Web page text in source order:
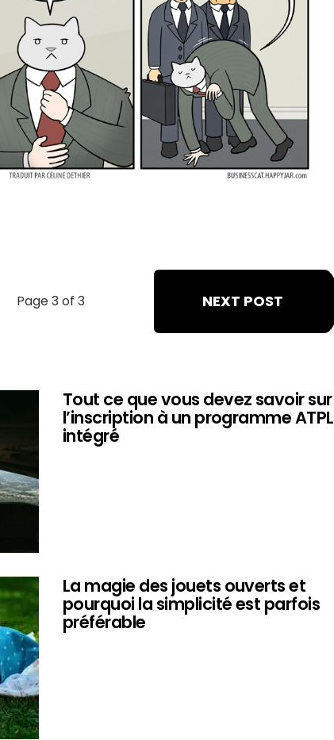
Page 3 of 3 NEXT POST
Tout ce que vous devez savoir sur
l’inscription à un programme ATPL
intégré
La magie des jouets ouverts et
pourquoi la simplicité est parfois
préférable